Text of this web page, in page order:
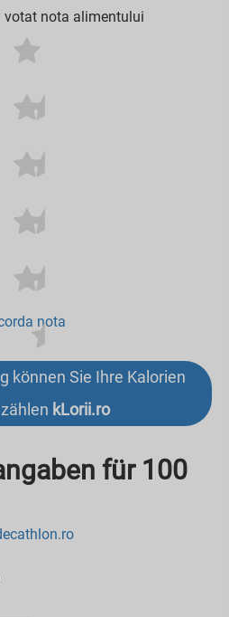
votat nota alimentului
nota
können Sie Ihre Kalorien
kLorii.ro
für 100